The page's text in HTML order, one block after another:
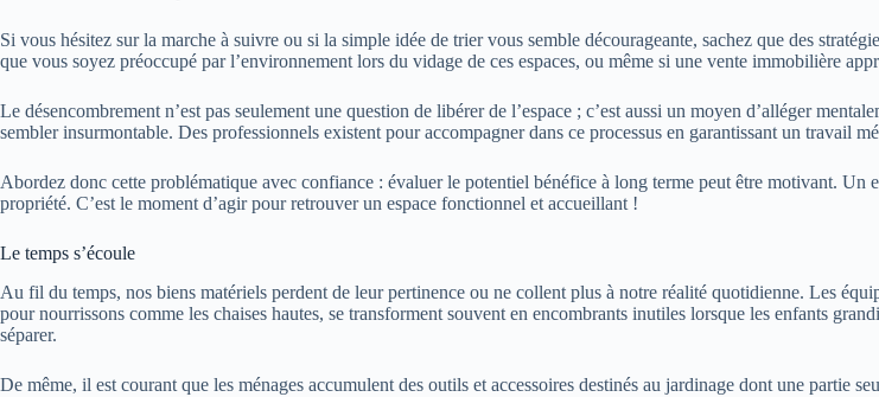
Si vous hésitez sur la marche à suivre ou si la simple idée de trier vous semble décourageante, sachez que des
que vous soyez préoccupé par l’environnement lors du vidage de ces espaces, ou même si une vente immobilière
Le désencombrement n’est pas seulement une question de libérer de l’espace ; c’est aussi un moyen d’alléger
sembler insurmontable. Des professionnels existent pour accompagner dans ce processus en garantissant un travail
Abordez donc cette problématique avec confiance : évaluer le potentiel bénéfice à long terme peut être motivant.
propriété. C’est le moment d’agir pour retrouver un espace fonctionnel et accueillant !
Le temps s’écoule
Au fil du temps, nos biens matériels perdent de leur pertinence ou ne collent plus à notre réalité quotidienne. Les
pour nourrissons comme les chaises hautes, se transforment souvent en encombrants inutiles lorsque les enfants
séparer.
De même, il est courant que les ménages accumulent des outils et accessoires destinés au jardinage dont une partie